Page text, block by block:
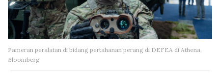
Pameran peralatan di bidang pertahanan perang di DEFEA di Athena.
Bloomberg